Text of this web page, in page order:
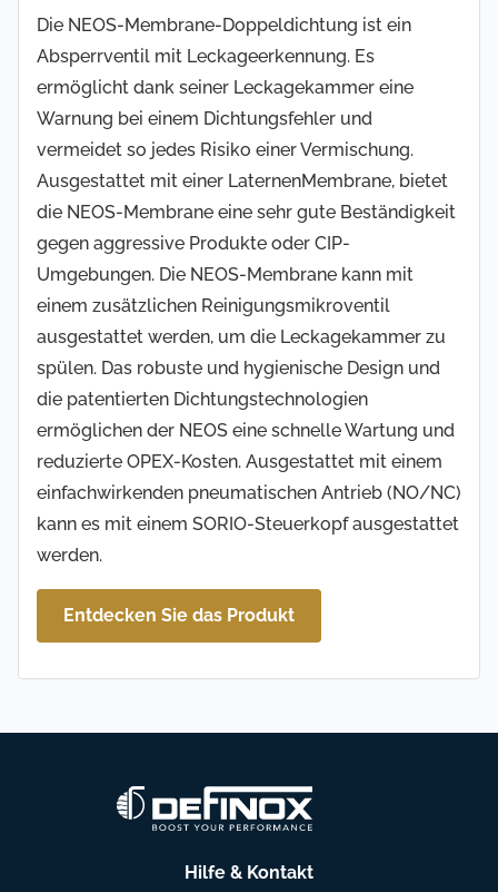
Die NEOS-Membrane-Doppeldichtung ist ein
Absperrventil mit Leckageerkennung. Es
ermöglicht dank seiner Leckagekammer eine
Warnung bei einem Dichtungsfehler und
vermeidet so jedes Risiko einer Vermischung.
Ausgestattet mit einer LaternenMembrane, bietet
die NEOS-Membrane eine sehr gute Beständigkeit
gegen aggressive Produkte oder CIP-
Umgebungen. Die NEOS-Membrane kann mit
einem zusätzlichen Reinigungsmikroventil
ausgestattet werden, um die Leckagekammer zu
spülen. Das robuste und hygienische Design und
die patentierten Dichtungstechnologien
ermöglichen der NEOS eine schnelle Wartung und
reduzierte OPEX-Kosten. Ausgestattet mit einem
einfachwirkenden pneumatischen Antrieb (NO/NC)
kann es mit einem SORIO-Steuerkopf ausgestattet
werden.
Entdecken Sie das Produkt
Hilfe & Kontakt